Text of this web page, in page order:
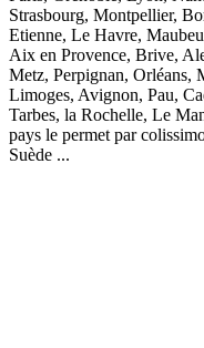
Strasbourg, Montpellier,
Etienne, Le Havre,
Aix en Provence, Brive,
Metz, Perpignan, Orléans,
Limoges, Avignon, Pau,
Tarbes, la Rochelle, Le
pays le permet par
Suède ...